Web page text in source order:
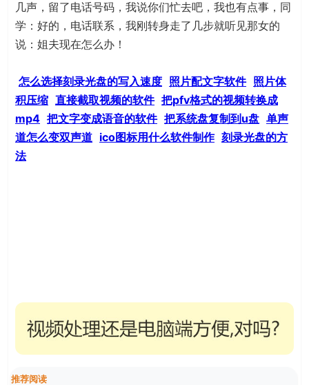
几声，留了电话号码，我说你们忙去吧，我也有点事，同
学：好的，电话联系，我刚转身走了几步就听见那女的
说：姐夫现在怎么办！
怎么选择刻录光盘的写入速度 照片配文字软件 照片体
积压缩 直接截取视频的软件 把pfv格式的视频转换成
mp4 把文字变成语音的软件 把系统盘复制到u盘 单声
道怎么变双声道 ico图标用什么软件制作 刻录光盘的方
法
推荐阅读